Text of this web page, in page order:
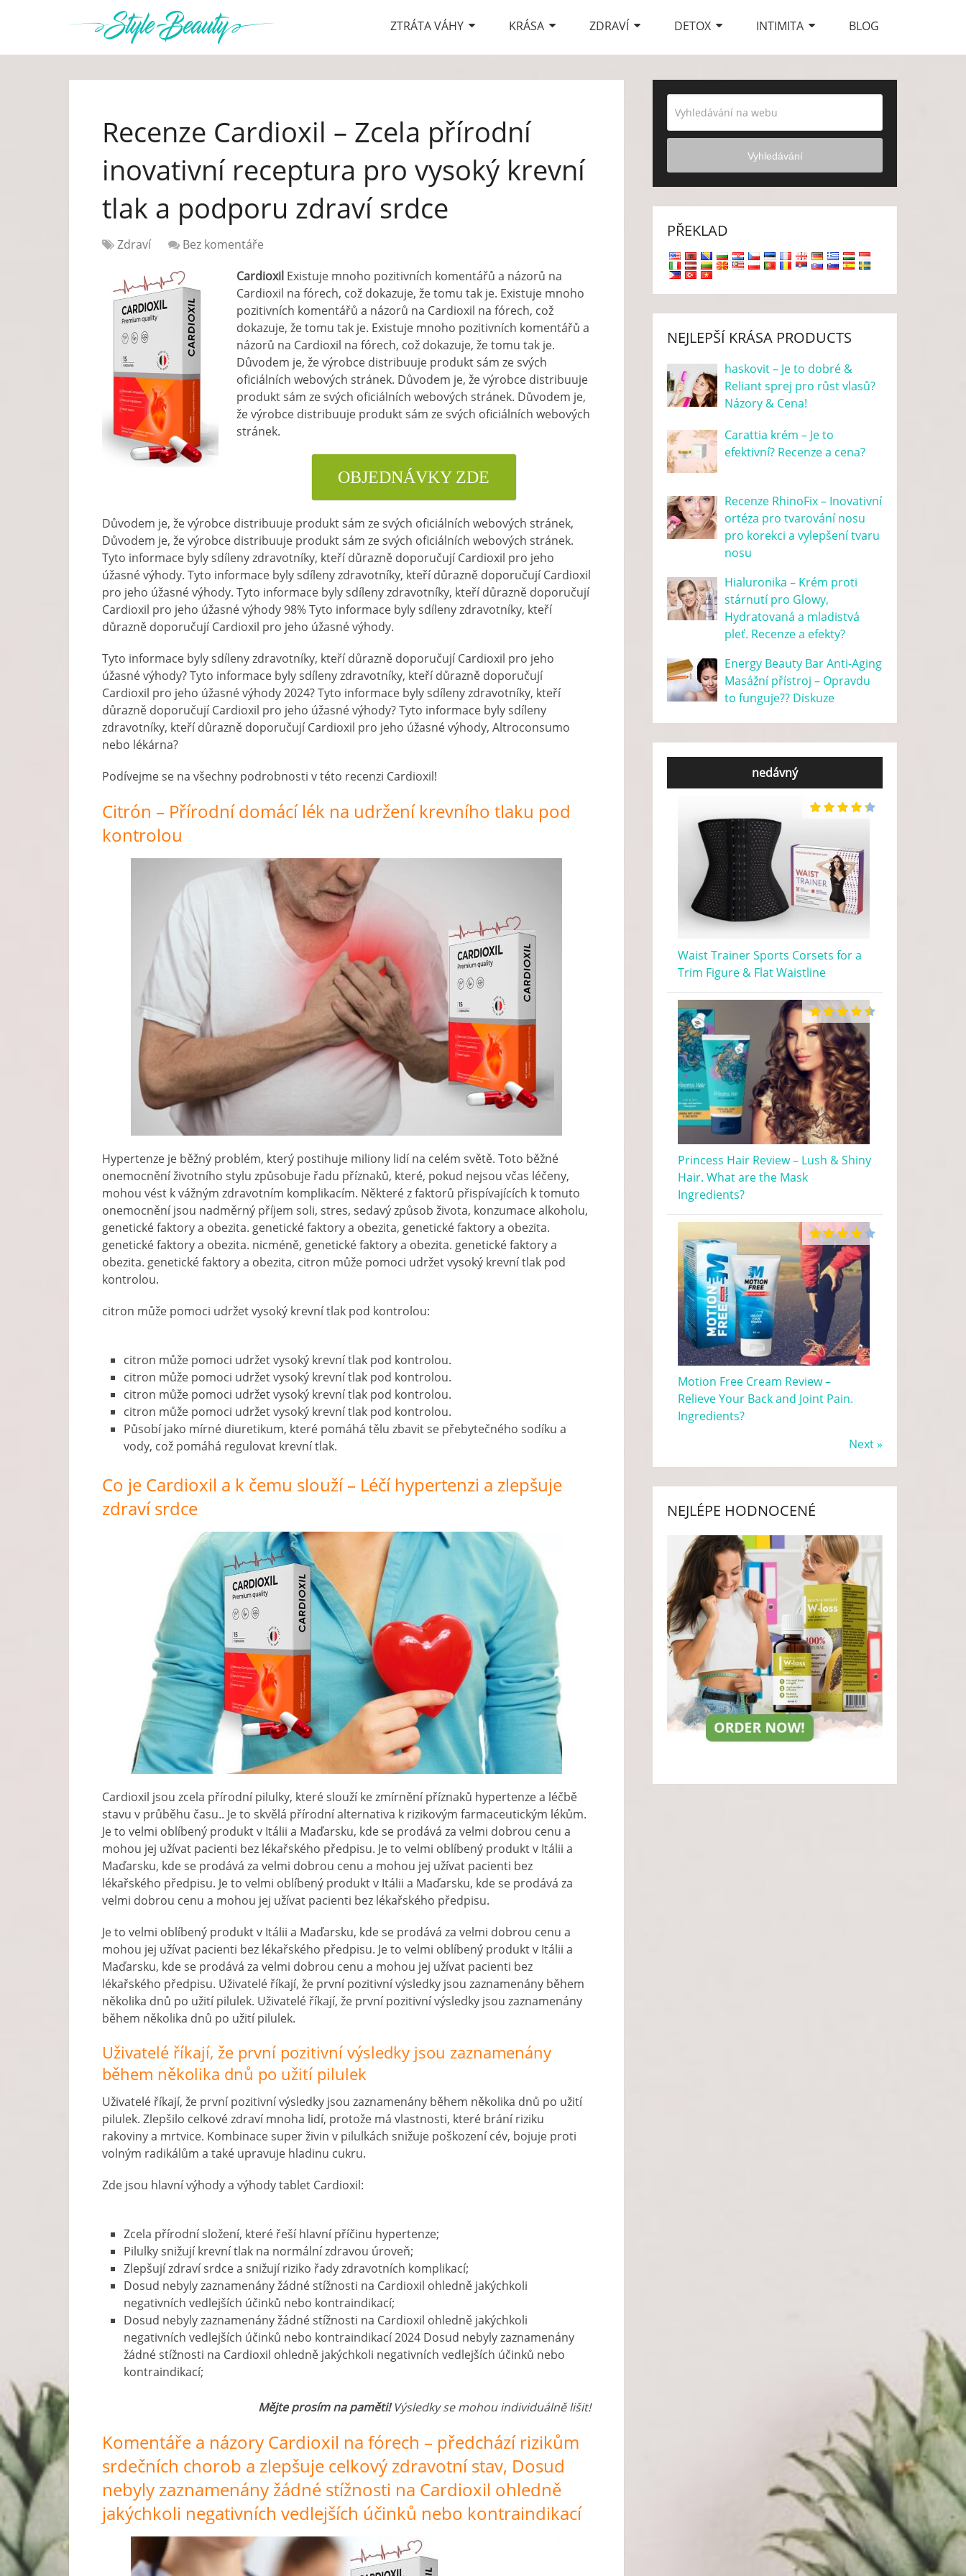
ZTRÁTA VÁHY KRÁSA ZDRAVÍ DETOX INTIMITA BLOG
Recenze Cardioxil – Zcela přírodní
inovativní receptura pro vysoký krevní
tlak a podporu zdraví srdce
Zdraví
Bez komentáře
Cardioxil Existuje mnoho pozitivních komentářů a názorů na
Cardioxil na fórech, což dokazuje, že tomu tak je. Existuje mnoho
pozitivních komentářů a názorů na Cardioxil na fórech, což
dokazuje, že tomu tak je. Existuje mnoho pozitivních komentářů a
názorů na Cardioxil na fórech, což dokazuje, že tomu tak je.
Důvodem je, že výrobce distribuuje produkt sám ze svých
oficiálních webových stránek. Důvodem je, že výrobce distribuuje
produkt sám ze svých oficiálních webových stránek. Důvodem je,
že výrobce distribuuje produkt sám ze svých oficiálních webových
stránek.
OBJEDNÁVKY ZDE
Důvodem je, že výrobce distribuuje produkt sám ze svých oficiálních webových stránek,
Důvodem je, že výrobce distribuuje produkt sám ze svých oficiálních webových stránek.
Tyto informace byly sdíleny zdravotníky, kteří důrazně doporučují Cardioxil pro jeho
úžasné výhody. Tyto informace byly sdíleny zdravotníky, kteří důrazně doporučují Cardioxil
pro jeho úžasné výhody. Tyto informace byly sdíleny zdravotníky, kteří důrazně doporučují
Cardioxil pro jeho úžasné výhody 98% Tyto informace byly sdíleny zdravotníky, kteří
důrazně doporučují Cardioxil pro jeho úžasné výhody.
Tyto informace byly sdíleny zdravotníky, kteří důrazně doporučují Cardioxil pro jeho
úžasné výhody? Tyto informace byly sdíleny zdravotníky, kteří důrazně doporučují
Cardioxil pro jeho úžasné výhody 2024? Tyto informace byly sdíleny zdravotníky, kteří
důrazně doporučují Cardioxil pro jeho úžasné výhody? Tyto informace byly sdíleny
zdravotníky, kteří důrazně doporučují Cardioxil pro jeho úžasné výhody, Altroconsumo
nebo lékárna?
Podívejme se na všechny podrobnosti v této recenzi Cardioxil!
Citrón – Přírodní domácí lék na udržení krevního tlaku pod
kontrolou
Hypertenze je běžný problém, který postihuje miliony lidí na celém světě. Toto běžné
onemocnění životního stylu způsobuje řadu příznaků, které, pokud nejsou včas léčeny,
mohou vést k vážným zdravotním komplikacím. Některé z faktorů přispívajících k tomuto
onemocnění jsou nadměrný příjem soli, stres, sedavý způsob života, konzumace alkoholu,
genetické faktory a obezita. genetické faktory a obezita, genetické faktory a obezita.
genetické faktory a obezita. nicméně, genetické faktory a obezita. genetické faktory a
obezita. genetické faktory a obezita, citron může pomoci udržet vysoký krevní tlak pod
kontrolou.
citron může pomoci udržet vysoký krevní tlak pod kontrolou:
citron může pomoci udržet vysoký krevní tlak pod kontrolou.
citron může pomoci udržet vysoký krevní tlak pod kontrolou.
citron může pomoci udržet vysoký krevní tlak pod kontrolou.
citron může pomoci udržet vysoký krevní tlak pod kontrolou.
Působí jako mírné diuretikum, které pomáhá tělu zbavit se přebytečného sodíku a
vody, což pomáhá regulovat krevní tlak.
Co je Cardioxil a k čemu slouží – Léčí hypertenzi a zlepšuje
zdraví srdce
Cardioxil jsou zcela přírodní pilulky, které slouží ke zmírnění příznaků hypertenze a léčbě
stavu v průběhu času.. Je to skvělá přírodní alternativa k rizikovým farmaceutickým lékům.
Je to velmi oblíbený produkt v Itálii a Maďarsku, kde se prodává za velmi dobrou cenu a
mohou jej užívat pacienti bez lékařského předpisu. Je to velmi oblíbený produkt v Itálii a
Maďarsku, kde se prodává za velmi dobrou cenu a mohou jej užívat pacienti bez
lékařského předpisu. Je to velmi oblíbený produkt v Itálii a Maďarsku, kde se prodává za
velmi dobrou cenu a mohou jej užívat pacienti bez lékařského předpisu.
Je to velmi oblíbený produkt v Itálii a Maďarsku, kde se prodává za velmi dobrou cenu a
mohou jej užívat pacienti bez lékařského předpisu. Je to velmi oblíbený produkt v Itálii a
Maďarsku, kde se prodává za velmi dobrou cenu a mohou jej užívat pacienti bez
lékařského předpisu. Uživatelé říkají, že první pozitivní výsledky jsou zaznamenány během
několika dnů po užití pilulek. Uživatelé říkají, že první pozitivní výsledky jsou zaznamenány
během několika dnů po užití pilulek.
Uživatelé říkají, že první pozitivní výsledky jsou zaznamenány
během několika dnů po užití pilulek
Uživatelé říkají, že první pozitivní výsledky jsou zaznamenány během několika dnů po užití
pilulek. Zlepšilo celkové zdraví mnoha lidí, protože má vlastnosti, které brání riziku
rakoviny a mrtvice. Kombinace super živin v pilulkách snižuje poškození cév, bojuje proti
volným radikálům a také upravuje hladinu cukru.
Zde jsou hlavní výhody a výhody tablet Cardioxil:
Zcela přírodní složení, které řeší hlavní příčinu hypertenze;
Pilulky snižují krevní tlak na normální zdravou úroveň;
Zlepšují zdraví srdce a snižují riziko řady zdravotních komplikací;
Dosud nebyly zaznamenány žádné stížnosti na Cardioxil ohledně jakýchkoli
negativních vedlejších účinků nebo kontraindikací;
Dosud nebyly zaznamenány žádné stížnosti na Cardioxil ohledně jakýchkoli
negativních vedlejších účinků nebo kontraindikací 2024 Dosud nebyly zaznamenány
žádné stížnosti na Cardioxil ohledně jakýchkoli negativních vedlejších účinků nebo
kontraindikací;
Mějte prosím na paměti!Výsledky se mohou individuálně lišit!
Komentáře a názory Cardioxil na fórech – předchází rizikům
srdečních chorob a zlepšuje celkový zdravotní stav, Dosud
nebyly zaznamenány žádné stížnosti na Cardioxil ohledně
jakýchkoli negativních vedlejších účinků nebo kontraindikací
Vyhledávání
PŘEKLAD
NEJLEPŠÍ KRÁSA PRODUCTS
haskovit – Je to dobré &
Reliant sprej pro růst vlasů?
Názory & Cena!
Carattia krém – Je to
efektivní? Recenze a cena?
Recenze RhinoFix – Inovativní
ortéza pro tvarování nosu
pro korekci a vylepšení tvaru
nosu
Hialuronika – Krém proti
stárnutí pro Glowy,
Hydratovaná a mladistvá
pleť. Recenze a efekty?
Energy Beauty Bar Anti-Aging
Masážní přístroj – Opravdu
to funguje?? Diskuze
nedávný
Waist Trainer Sports Corsets for a
Trim Figure & Flat Waistline
Princess Hair Review – Lush & Shiny
Hair. What are the Mask
Ingredients?
Motion Free Cream Review –
Relieve Your Back and Joint Pain.
Ingredients?
Next »
NEJLÉPE HODNOCENÉ